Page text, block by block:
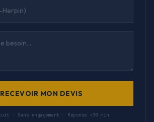
RECEVOIR MON DEVIS
· Sans engagement · Réponse <30 min